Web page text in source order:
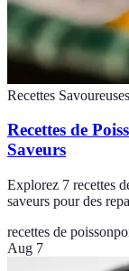
Recettes Savoureuses
Recettes de
Saveurs
Explorez 7 recettes
saveurs pour des
recettes de poisson
Aug 7